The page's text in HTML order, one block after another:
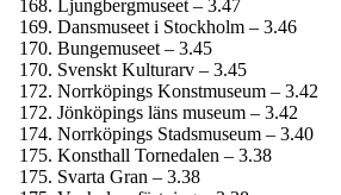
Ljungberg­museet – 3.47
Dansmuseet i Stockholm – 3.46
Bungemuseet – 3.45
Svenskt Kulturarv – 3.45
Norrköpings Konstmuseum – 3.42
Jönköpings läns museum – 3.42
Norrköpings Stadsmuseum – 3.40
Konsthall Tornedalen – 3.38
Svarta Gran – 3.38